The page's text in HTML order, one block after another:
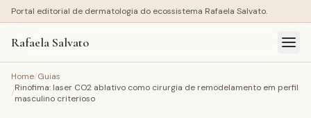
Portal editorial de dermatologia do ecossistema Rafaela Salvato.
Rafaela Salvato
Home/Guias
/Rinofima: laser CO2 ablativo como cirurgia de remodelamento em perfil
masculino criterioso